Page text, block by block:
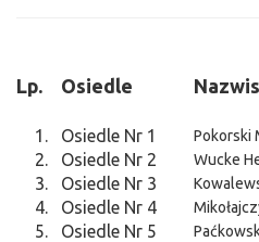
Lp. Osiedle
1. Osiedle Nr 1 Pokorski
2. Osiedle Nr 2 Wucke
3. Osiedle Nr 3
4. Osiedle Nr 4
5. Osiedle Nr 5